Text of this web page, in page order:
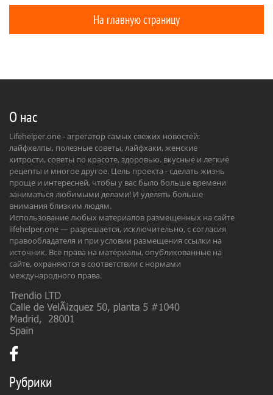
На главную страницу
О нас
Lifehelper.one - агрегатор самых свежих новостей:
лайфхелпы, полезные советы, лайфхаки, женские
хитрости, советы по красоте, здоровью. вкусные и легкие
рецепты и многое другое. Цель проекта - сделать жизнь
проще и интересней, чтобы у вас было больше времени
заниматься любимыми делами! И уделять больше
внимания близким людям.
Использование любых материалов размещенных на сайте
lifehelper.one — разрешается, исключительно, с согласия
правообладателя и при условии размещения ссылки на
источник. Все права на материалы, опубликованные на
сайте, охраняются в соответствии с нормами
международного права.
Рубрики